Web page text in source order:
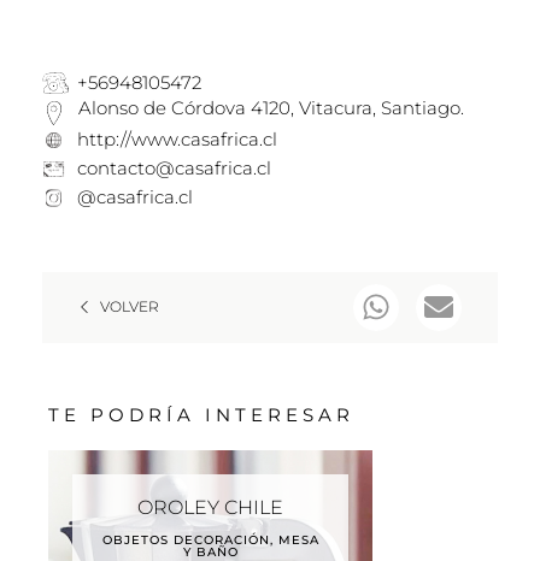
+56948105472
Alonso de Córdova 4120, Vitacura, Santiago.
http://www.casafrica.cl
contacto@casafrica.cl
@casafrica.cl
VOLVER
TE PODRÍA INTERESAR
OROLEY CHILE
OBJETOS DECORACIÓN, MESA
Y BAÑO